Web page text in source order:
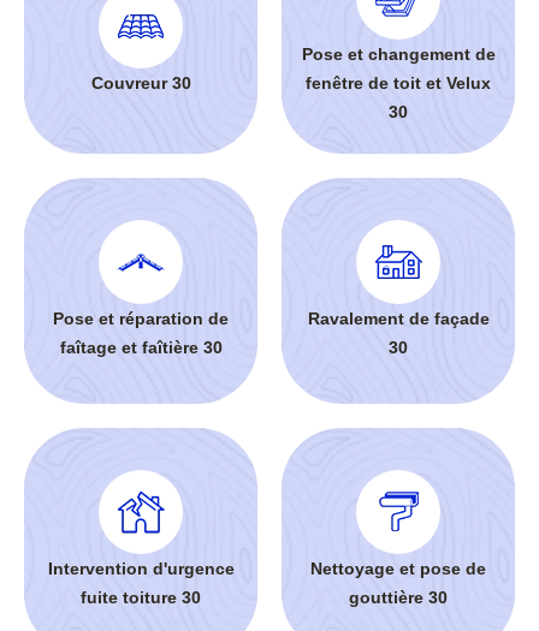
Couvreur 30
Pose et changement de
fenêtre de toit et Velux
30
Pose et réparation de
faîtage et faîtière 30
Ravalement de façade
30
Intervention d'urgence
fuite toiture 30
Nettoyage et pose de
gouttière 30